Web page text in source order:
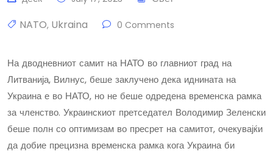
NATO, Ukraina 0 Comments
На дводневниот самит на НАТО во главниот град на
Литванија, Вилнус, беше заклучено дека иднината на
Украина е во НАТО, но не беше одредена временска рамка
за членство. Украинскиот претседател Володимир Зеленски
беше полн со оптимизам во пресрет на самитот, очекувајќи
да добие прецизна временска рамка кога Украина би